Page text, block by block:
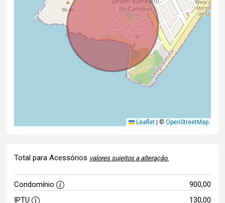
Leaflet © OpenStreetMap
Total para Acessórios valores sujeitos a alteração.
Condomínio
900,00
IPTU
130,00